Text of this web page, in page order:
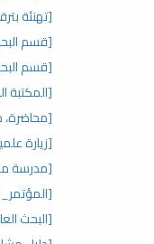
[تهنئة
[قسم
[قسم
[المكتبة
[محاضرة،
[زيارة
[مدرسة
[البحث